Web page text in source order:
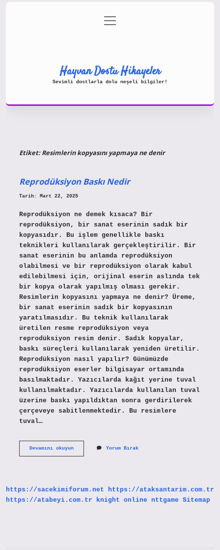
Gizlilik Politikası
menüyü
aç
Hayvan Dostu Hikayeler
Sevimli dostlarla dolu neşeli bilgiler!
Etiket:Resimlerin kopyasını yapmaya ne denir
Reprodüksiyon Baskı Nedir
Tarih: Mart 22, 2025
Reprodüksiyon ne demek kısaca? Bir
reprodüksiyon, bir sanat eserinin sadık bir
kopyasıdır. Bu işlem genellikle baskı
teknikleri kullanılarak gerçekleştirilir. Bir
sanat eserinin bu anlamda reprodüksiyon
olabilmesi ve bir reprodüksiyon olarak kabul
edilebilmesi için, orijinal eserin aslında tek
bir kopya olarak yapılmış olması gerekir.
Resimlerin kopyasını yapmaya ne denir? Üreme,
bir sanat eserinin sadık bir kopyasının
yaratılmasıdır. Bu teknik kullanılarak
üretilen resme reprodüksiyon veya
reprodüksiyon resim denir. Sadık kopyalar,
baskı süreçleri kullanılarak yeniden üretilir.
Reprodüksiyon nasıl yapılır? Günümüzde
reprodüksiyon eserler bilgisayar ortamında
basılmaktadır. Yazıcılarda kağıt yerine tuval
kullanılmaktadır. Yazıcılarda kullanılan tuval
üzerine baskı yapıldıktan sonra gerdirilerek
çerçeveye sabitlenmektedir. Bu resimlere
tuval…
Devamını okuyunReprodüksiyonYorum Bırak
https://sacekimiforum.net
https://ataksantarim.com.tr
https://atabeyi.com.tr
knight online nttgame Sitemap